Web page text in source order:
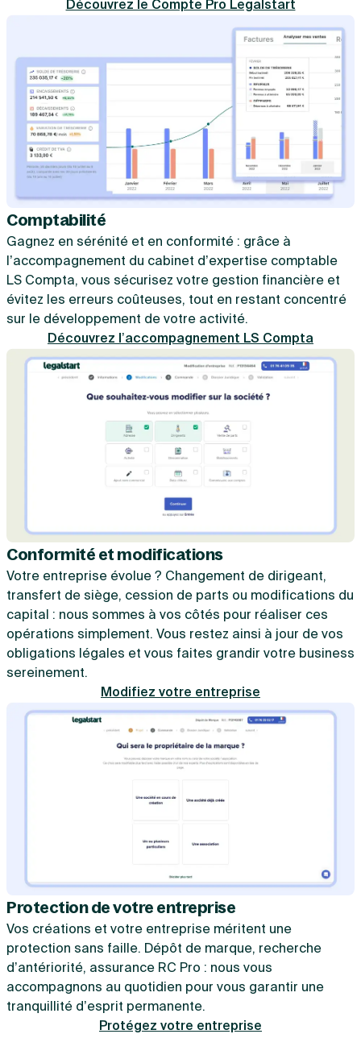
Découvrez le Compte Pro Legalstart
Comptabilité
Gagnez en sérénité et en conformité : grâce à
l’accompagnement du cabinet d’expertise comptable
LS Compta, vous sécurisez votre gestion financière et
évitez les erreurs coûteuses, tout en restant concentré
sur le développement de votre activité.
Découvrez l’accompagnement LS Compta
Conformité et modifications
Votre entreprise évolue ? Changement de dirigeant,
transfert de siège, cession de parts ou modifications du
capital : nous sommes à vos côtés pour réaliser ces
opérations simplement. Vous restez ainsi à jour de vos
obligations légales et vous faites grandir votre business
sereinement.
Modifiez votre entreprise
Protection de votre entreprise
Vos créations et votre entreprise méritent une
protection sans faille. Dépôt de marque, recherche
d’antériorité, assurance RC Pro : nous vous
accompagnons au quotidien pour vous garantir une
tranquillité d’esprit permanente.
Protégez votre entreprise